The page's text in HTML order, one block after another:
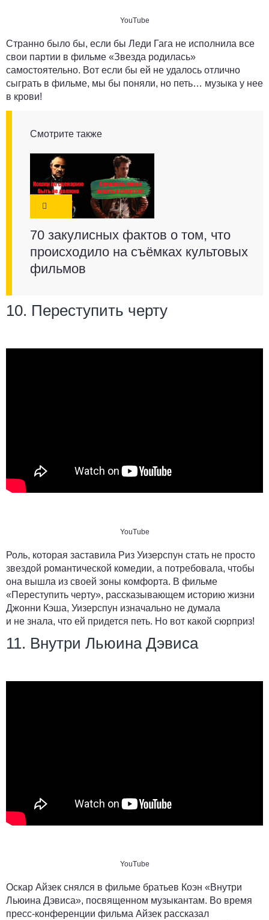
YouTube
Странно было бы, если бы Леди Гага не исполнила все
свои партии в фильме «Звезда родилась»
самостоятельно. Вот если бы ей не удалось отлично
сыграть в фильме, мы бы поняли, но петь… музыка у нее
в крови!
Смотрите также
70 закулисных фактов о том, что
происходило на съёмках культовых
фильмов
10. Переступить черту
YouTube
Роль, которая заставила Риз Уизерспун стать не просто
звездой романтической комедии, а потребовала, чтобы
она вышла из своей зоны комфорта. В фильме
«Переступить черту», рассказывающем историю жизни
Джонни Кэша, Уизерспун изначально не думала
и не знала, что ей придется петь. Но вот какой сюрприз!
11. Внутри Льюина Дэвиса
YouTube
Оскар Айзек снялся в фильме братьев Коэн «Внутри
Льюина Дэвиса», посвященном музыкантам. Во время
пресс-конференции фильма Айзек рассказал